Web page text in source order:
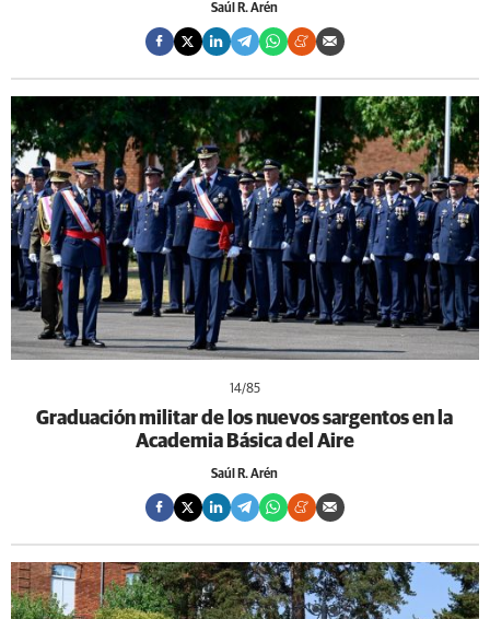
Saúl R. Arén
14/85
Graduación militar de los nuevos sargentos en la
Academia Básica del Aire
Saúl R. Arén